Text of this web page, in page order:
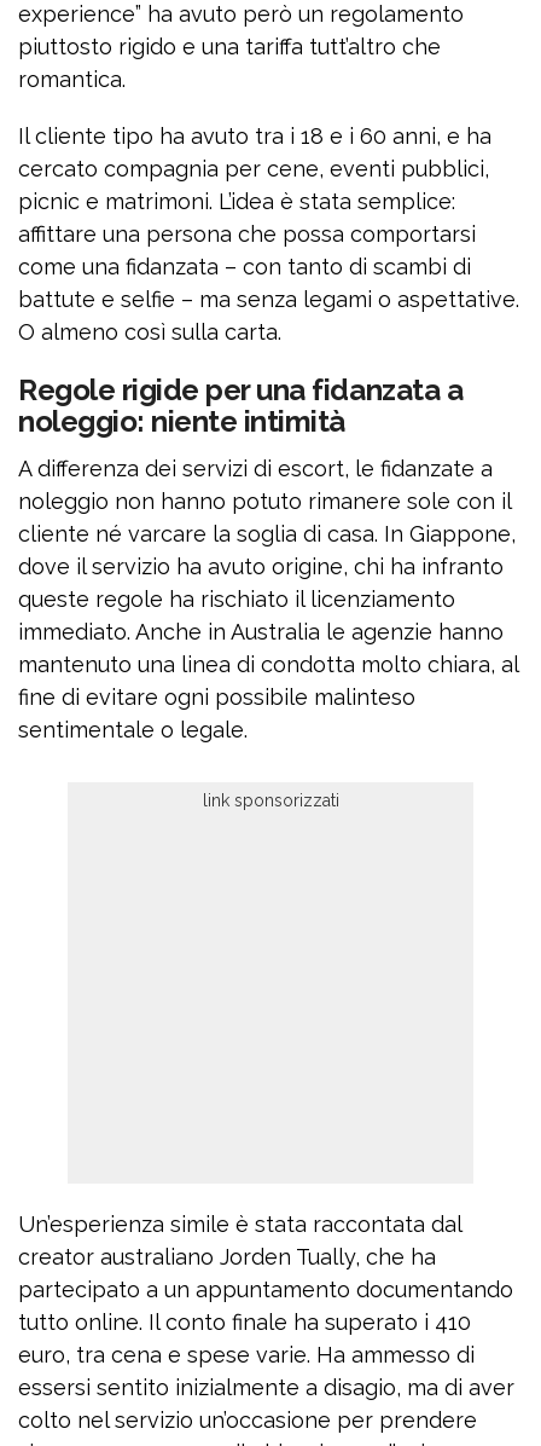
experience” ha avuto però un regolamento
piuttosto rigido e una tariffa tutt’altro che
romantica.
Il cliente tipo ha avuto tra i 18 e i 60 anni, e ha
cercato compagnia per cene, eventi pubblici,
picnic e matrimoni. L’idea è stata semplice:
affittare una persona che possa comportarsi
come una fidanzata – con tanto di scambi di
battute e selfie – ma senza legami o aspettative.
O almeno così sulla carta.
Regole rigide per una fidanzata a
noleggio: niente intimità
A differenza dei servizi di escort, le fidanzate a
noleggio non hanno potuto rimanere sole con il
cliente né varcare la soglia di casa. In Giappone,
dove il servizio ha avuto origine, chi ha infranto
queste regole ha rischiato il licenziamento
immediato. Anche in Australia le agenzie hanno
mantenuto una linea di condotta molto chiara, al
fine di evitare ogni possibile malinteso
sentimentale o legale.
Un’esperienza simile è stata raccontata dal
creator australiano Jorden Tually, che ha
partecipato a un appuntamento documentando
tutto online. Il conto finale ha superato i 410
euro, tra cena e spese varie. Ha ammesso di
essersi sentito inizialmente a disagio, ma di aver
colto nel servizio un’occasione per prendere